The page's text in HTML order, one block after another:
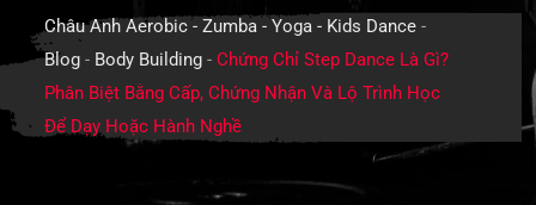
Châu Anh Aerobic - Zumba - Yoga - Kids Dance -
Blog - Body Building - Chứng Chỉ Step Dance Là Gì?
Phân Biệt Bằng Cấp, Chứng Nhận Và Lộ Trình Học
Để Dạy Hoặc Hành Nghề